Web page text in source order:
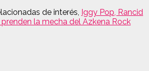
de interés, Iggy Pop, Rancid
la mecha del Azkena Rock